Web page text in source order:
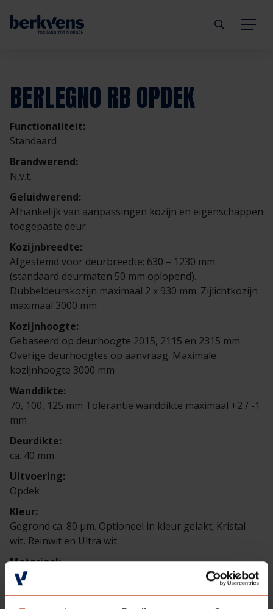
Deuren
Kozijnen
Hang- & sluitwerk
Diensten
Technische documentatie
Veelgestelde vragen
Eengezinswoning
Meergezinswoning
Utiliteitsgebouw
Prefab woning
Aannemer
Architect
Projectontwikkelaar
Handelspartner
Inbraakwerend
Brandwerend
Geluidwerend
Rookwerend
Duurzaamheid
Brochures
Technische documentatie
Veelgestelde vragen
mijndeur.nl
Webshop
Inspiratie
Verkooppunten
Veelgestelde vragen
Blog
Organisatie
Duurzaamheid
GND Garantiedeuren
Werken bij Berkvens
BERLEGNO RB OPDEK
Functionaliteit:
Standaard
Brandwerend:
N.v.t.
Geluidwerend:
Afhankelijk van aanpassingen kozijn en eigenschappen
toegepaste deur.
Kozijnbreedte:
Afgestemd voor deurbreedte: 630 – 1230 mm
(standaard deurmaten 50 mm oplopend).
Dubbeldeurskozijn maximaal 2 x 930 mm. Zijlichtkozijn
maximaal 3000 mm
Kozijnhoogte:
Gebaseerd op deurhoogte 2015, 2115 en 2315 mm.
Overige deurhoogtes op aanvraag. Maximale
kozijnhoogte 3000 mm
Wanddikte:
70, 100, 125 mm Tolerantie wanddikte maximaal +2 / -1
mm
Deurdikte:
ca. 40 mm
Uitvoering:
Opdek
Kleur:
Gegrond ca. 80 µm. Optioneel in kleur gelakt; Kristal
wit, Reinwit en Ultra wit
Materiaal:
Hardhout, gelamineerd en gevingerlast (FSC-